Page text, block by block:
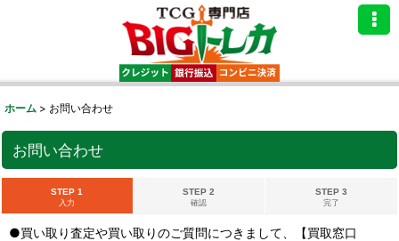
ホーム > お問い合わせ
お問い合わせ
STEP 1
入力
STEP 2
確認
STEP 3
完了
●買い取り査定や買い取りのご質問につきまして、【買取窓口